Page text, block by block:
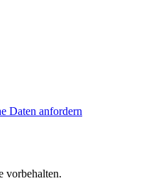
Daten anfordern
vorbehalten.